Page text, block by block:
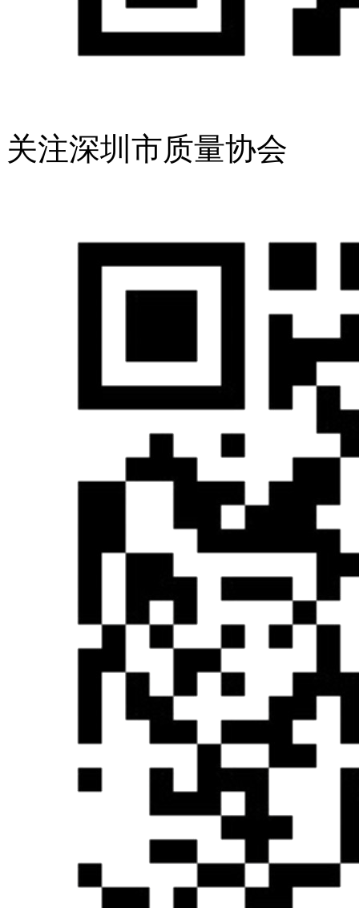
关注深圳市质量协会